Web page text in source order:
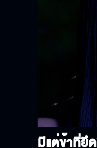
มีแต่ข้าที่ยึ